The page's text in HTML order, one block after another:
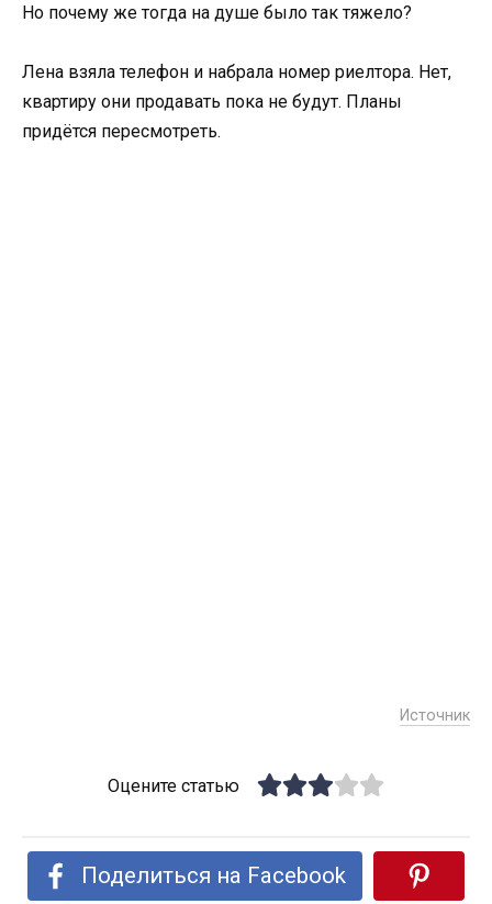
Но почему же тогда на душе было так тяжело?
Лена взяла телефон и набрала номер риелтора. Нет,
квартиру они продавать пока не будут. Планы
придётся пересмотреть.
Источник
Оцените статью
Поделиться на Facebook